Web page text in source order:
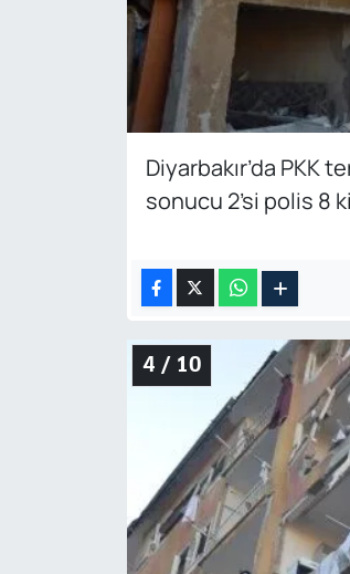
Diyarbakır’da PKK
sonucu 2’si polis 8
4 / 10